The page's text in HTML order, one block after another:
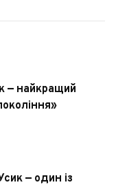
— найкращий
— один із